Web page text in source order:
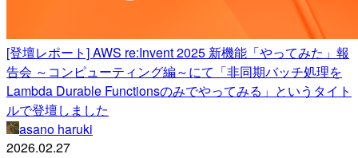
[登壇レポート] AWS re:Invent 2025 新機能「やってみた」報
告会 ～コンピューティング編～にて「非同期バッチ処理を
Lambda Durable Functionsのみでやってみる」というタイト
ルで登壇しました
asano haruki
2026.02.27